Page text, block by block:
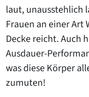
laut, unausstehlich
Frauen an einer Art
Decke reicht. Auch
Ausdauer-
was diese Körper
zumuten!